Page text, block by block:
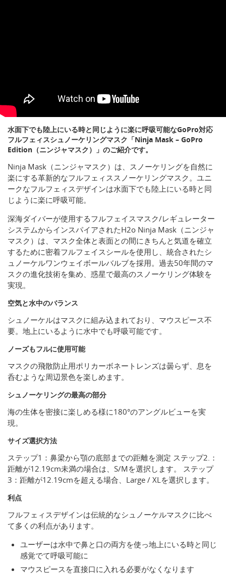
水面下でも陸上にいる時と同じように楽に呼吸可能なGoPro対応
フルフェィスシュノーケリングマスク「Ninja Mask – GoPro
Edition（ニンジャマスク）」のご紹介です。
Ninja Mask（ニンジャマスク）は、スノーケリングを自然に
楽にする革新的なフルフェィススノーケリングマスク。ユニ
ークなフルフェィスデザインは水面下でも陸上にいる時と同
じように楽に呼吸可能。
深海ダイバーが使用するフルフェイスマスク/レギュレーター
システムからインスパイアされたH2o Ninja Mask（ニンジャ
マスク）は、マスク全体と表面との間にきちんと気道を確立
するために密着フルフェイスシールを使用し、統合されたシ
ュノーケルワンウェイボールバルブを採用。過去50年間のマ
スクの進化技術を集め、惑星で最高のスノーケリング体験を
実現。
空気と水中のバランス
シュノーケルはマスクに組み込まれており、マウスピース不
要。地上にいるように水中でも呼吸可能です。
ノーズもフルに使用可能
マスクの飛散防止用ポリカーボネートレンズは曇らず、息を
呑むような周辺景色を楽しめます。
シュノーケリングの最高の部分
海の生体を密接に楽しめる様に180°のアングルビューを実
現。
サイズ選択方法
ステップ1：鼻梁から顎の底部までの距離を測定 ステップ2.：
距離が12.19cm未満の場合は、S/Mを選択します。 ステップ
3：距離が12.19cmを超える場合、Large / XLを選択します。
利点
フルフェィスデザインは伝統的なシュノーケルマスクに比べ
て多くの利点があります。
ユーザーは水中で鼻と口の両方を使っ地上にいる時と同じ
感覚でて呼吸可能に
マウスピースを直接口に入れる必要がなくなります